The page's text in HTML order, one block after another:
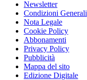
Newsletter
Condizioni Generali
Nota Legale
Cookie Policy
Abbonamenti
Privacy Policy
Pubblicità
Mappa del sito
Edizione Digitale